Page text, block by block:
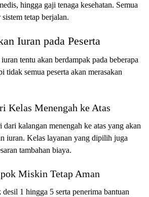
hingga gaji tenaga kesehatan. Semua
tetap berjalan.
Iuran pada Peserta
tentu akan berdampak pada beberapa
tidak semua peserta akan merasakan
Kelas Menengah ke Atas
dari kalangan menengah ke atas yang akan
iuran. Kelas layanan yang dipilih juga
tambahan biaya.
Miskin Tetap Aman
1 hingga 5 serta penerima bantuan